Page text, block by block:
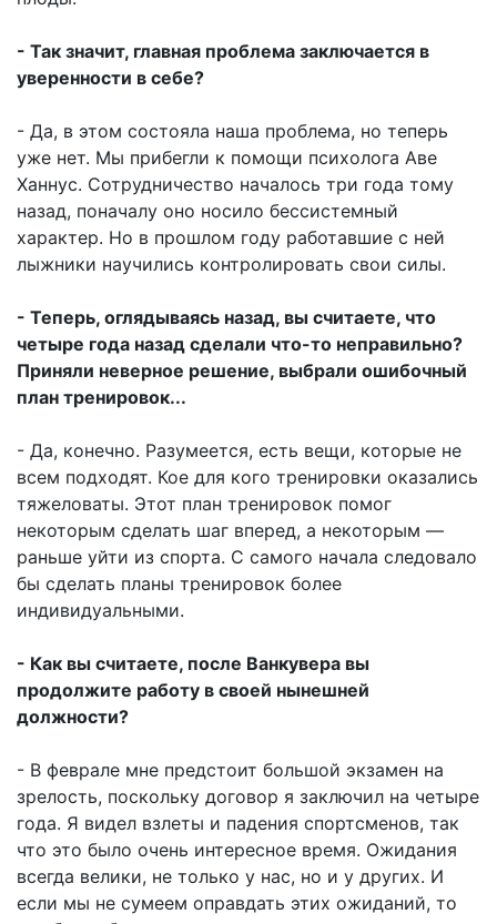
- Так значит, главная проб­лема заключается в
уверенности в себе?
- Да, в этом состояла наша проблема, но теперь
уже нет. Мы прибегли к помощи психолога Аве
Ханнус. Сотрудничество началось три года тому
назад, поначалу оно носило бессистемный
характер. Но в прошлом году работавшие с ней
лыжники научились контролировать свои силы.
- Теперь, оглядываясь назад, вы считаете, что
четыре года назад сделали что-то неправильно?
Приняли неверное решение, выбрали ошибочный
план тренировок...
- Да, конечно. Разумеется, есть вещи, которые не
всем подходят. Кое для кого тренировки оказались
тяжеловаты. Этот план тренировок помог
некоторым сделать шаг вперед, а некоторым —
раньше уйти из спорта. С самого начала следовало
бы сделать планы тренировок более
индивидуальными.
- Как вы считаете, после Ванкувера вы
продолжите работу в своей нынешней
должности?
- В феврале мне предстоит большой экзамен на
зрелость, поскольку договор я заключил на четыре
года. Я видел взлеты и падения спортсменов, так
что это было очень интересное время. Ожидания
всегда велики, не только у нас, но и у других. И
если мы не сумеем оправдать этих ожиданий, то